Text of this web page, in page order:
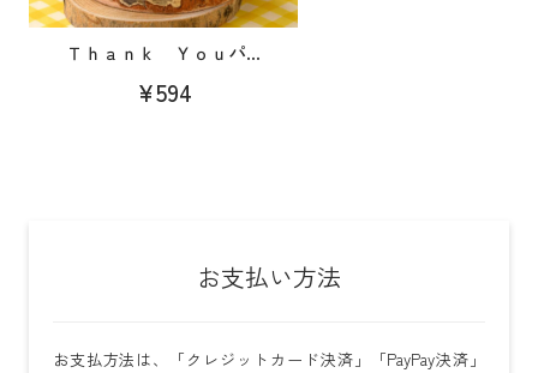
Ｔｈａｎｋ Ｙｏｕパ...
¥594
お支払い方法
お支払方法は、「クレジットカード決済」「PayPay決済」